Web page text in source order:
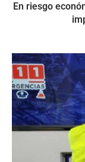
En riesgo